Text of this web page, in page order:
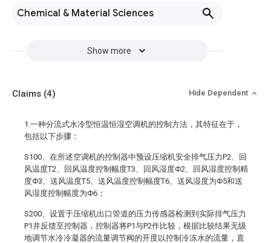
Chemical & Material Sciences
Show more
Claims (4) Hide Dependent
1.一种分流式水冷型恒温恒湿空调机的控制方法，其特征在于，
包括以下步骤：
S100、在所述空调机的控制器中预设压缩机安全排气压力P2、回
风温度T2、回风温度控制幅度T3、回风湿度Φ2、回风湿度控制精
度Φ3、送风温度T5、送风温度控制幅度T6、送风湿度为Φ5和送
风湿度控制幅度为Φ6；
S200、设置于压缩机出口管道的压力传感器检测到实际排气压力
P1并反馈至控制器，控制器将P1与P2作比较，根据比较结果无级
地调节水冷冷凝器的流量调节阀的开度以控制冷冻水的流量，直